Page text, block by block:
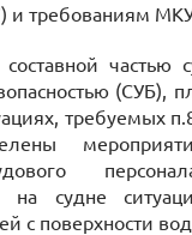
и требованиям
частью
(СУБ),
требуемых
на судне
с поверхности